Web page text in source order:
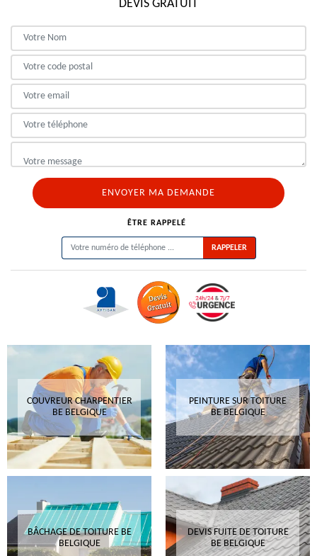
DEVIS GRATUIT
ÊTRE RAPPELÉ
COUVREUR CHARPENTIER
BE BELGIQUE
PEINTURE SUR TOITURE
BE BELGIQUE
BÂCHAGE DE TOITURE BE
BELGIQUE
DEVIS FUITE DE TOITURE
BE BELGIQUE